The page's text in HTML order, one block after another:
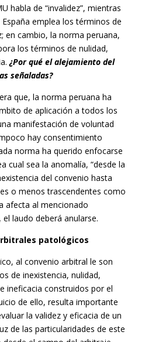
habla de “invalidez”, mientras
emplea los términos de
en cambio, la norma peruana,
los términos de nulidad,
¿Por qué el alejamiento del
señaladas?
que, la norma peruana ha
de aplicación a todos los
manifestación de voluntad
hay consentimiento
norma ha querido enfocarse
cual sea la anomalía, “desde la
del convenio hasta
o menos trascendentes como
afecta al mencionado
laudo deberá anularse.
patológicos
al convenio arbitral le son
de inexistencia, nulidad,
ineficacia construidos por el
de ello, resulta importante
la validez y eficacia de un
de las particularidades de este